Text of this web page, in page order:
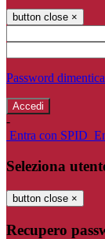
button close ×
Password
-
Entra con SPID
Seleziona
button close ×
Recupero